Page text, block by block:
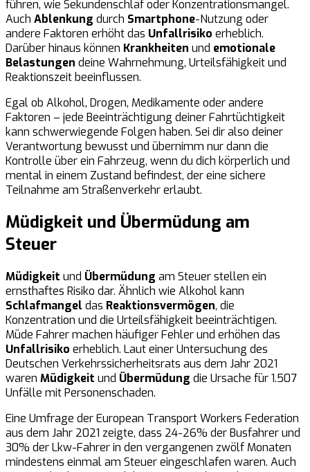
führen, wie Sekundenschlaf oder Konzentrationsmangel.
Auch Ablenkung durch Smartphone-Nutzung oder
andere Faktoren erhöht das Unfallrisiko erheblich.
Darüber hinaus können Krankheiten und emotionale
Belastungen deine Wahrnehmung, Urteilsfähigkeit und
Reaktionszeit beeinflussen.
Egal ob Alkohol, Drogen, Medikamente oder andere
Faktoren – jede Beeinträchtigung deiner Fahrtüchtigkeit
kann schwerwiegende Folgen haben. Sei dir also deiner
Verantwortung bewusst und übernimm nur dann die
Kontrolle über ein Fahrzeug, wenn du dich körperlich und
mental in einem Zustand befindest, der eine sichere
Teilnahme am Straßenverkehr erlaubt.
Müdigkeit und Übermüdung am
Steuer
Müdigkeit und Übermüdung am Steuer stellen ein
ernsthaftes Risiko dar. Ähnlich wie Alkohol kann
Schlafmangel das Reaktionsvermögen, die
Konzentration und die Urteilsfähigkeit beeinträchtigen.
Müde Fahrer machen häufiger Fehler und erhöhen das
Unfallrisiko erheblich. Laut einer Untersuchung des
Deutschen Verkehrssicherheitsrats aus dem Jahr 2021
waren Müdigkeit und Übermüdung die Ursache für 1.507
Unfälle mit Personenschaden.
Eine Umfrage der European Transport Workers Federation
aus dem Jahr 2021 zeigte, dass 24-26% der Busfahrer und
30% der Lkw-Fahrer in den vergangenen zwölf Monaten
mindestens einmal am Steuer eingeschlafen waren. Auch